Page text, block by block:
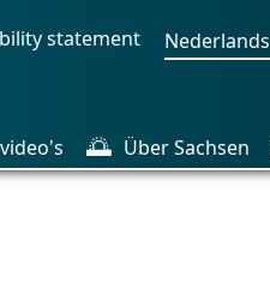
statement Nederlands
video's 🌅 Über Sachsen